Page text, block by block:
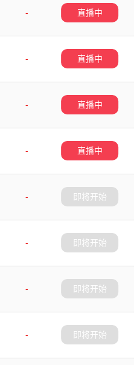
-
直播中
-
直播中
-
直播中
-
直播中
-
即将开始
-
即将开始
-
即将开始
-
即将开始